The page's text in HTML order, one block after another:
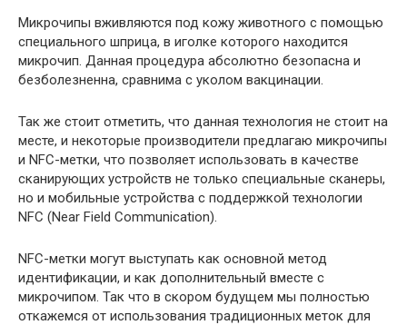
Микрочипы вживляются под кожу животного с помощью
специального шприца, в иголке которого находится
микрочип. Данная процедура абсолютно безопасна и
безболезненна, сравнима с уколом вакцинации.
Так же стоит отметить, что данная технология не стоит на
месте, и некоторые производители предлагаю микрочипы
и NFC-метки, что позволяет использовать в качестве
сканирующих устройств не только специальные сканеры,
но и мобильные устройства с поддержкой технологии
NFC (Near Field Communication).
NFC-метки могут выступать как основной метод
идентификации, и как дополнительный вместе с
микрочипом. Так что в скором будущем мы полностью
откажемся от использования традиционных меток для